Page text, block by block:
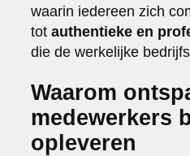
contact
info@markhorn.nl
+31650600601
waarin iedereen zich
totauthentieke en
die de werkelijke
Waarom
medewerkers
opleveren